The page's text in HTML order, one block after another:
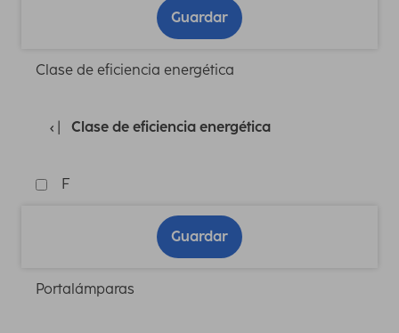
Guardar
Clase de eficiencia energética
Clase de eficiencia energética
F
Guardar
Portalámparas